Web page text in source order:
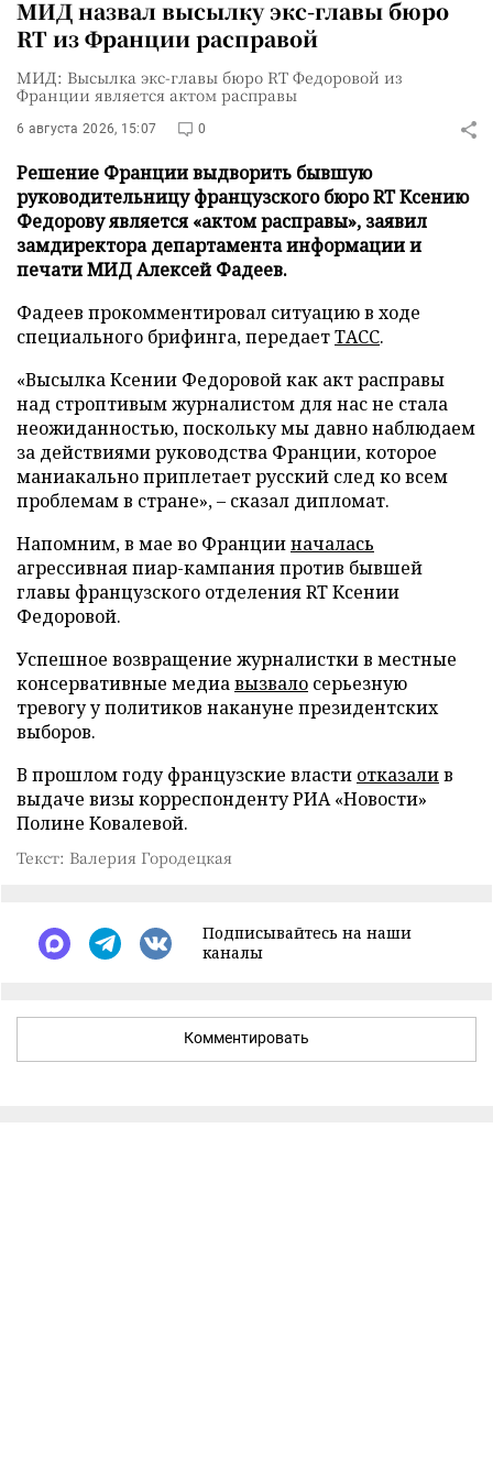
МИД назвал высылку экс-главы бюро
RT из Франции расправой
МИД: Высылка экс-главы бюро RT Федоровой из
Франции является актом расправы
6 августа 2026, 15:07 0
Решение Франции выдворить бывшую
руководительницу французского бюро RT Ксению
Федорову является «актом расправы», заявил
замдиректора департамента информации и
печати МИД Алексей Фадеев.
Фадеев прокомментировал ситуацию в ходе
специального брифинга, передаетТАСС.
«Высылка Ксении Федоровой как акт расправы
над строптивым журналистом для нас не стала
неожиданностью, поскольку мы давно наблюдаем
за действиями руководства Франции, которое
маниакально приплетает русский след ко всем
проблемам в стране», – сказал дипломат.
Напомним, в мае во Францииначалась
агрессивная пиар-кампания против бывшей
главы французского отделения RT Ксении
Федоровой.
Успешное возвращение журналистки в местные
консервативные медиавызвало серьезную
тревогу у политиков накануне президентских
выборов.
В прошлом году французские власти отказалив
выдаче визы корреспонденту РИА «Новости»
Полине Ковалевой.
Текст: Валерия Городецкая
Подписывайтесь на наши
каналы
Комментировать